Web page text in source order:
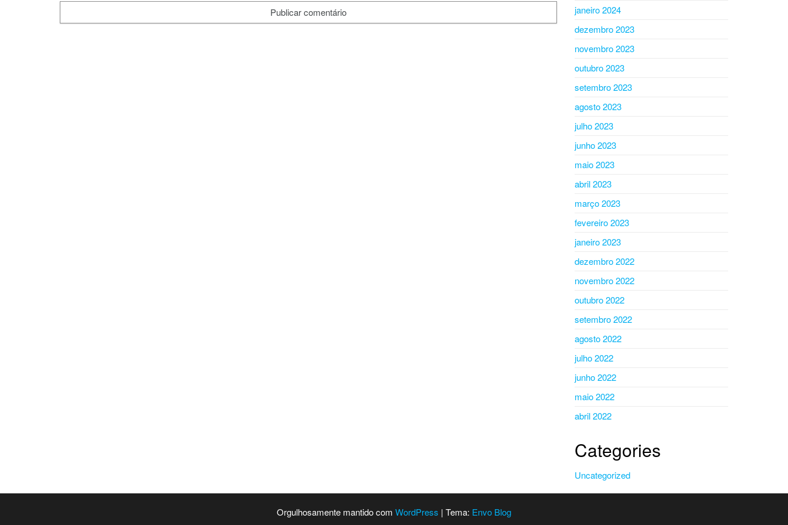
janeiro 2024
dezembro 2023
novembro 2023
outubro 2023
setembro 2023
agosto 2023
julho 2023
junho 2023
maio 2023
abril 2023
março 2023
fevereiro 2023
janeiro 2023
dezembro 2022
novembro 2022
outubro 2022
setembro 2022
agosto 2022
julho 2022
junho 2022
maio 2022
abril 2022
Categories
Uncategorized
Orgulhosamente mantido com WordPress | Tema: Envo Blog